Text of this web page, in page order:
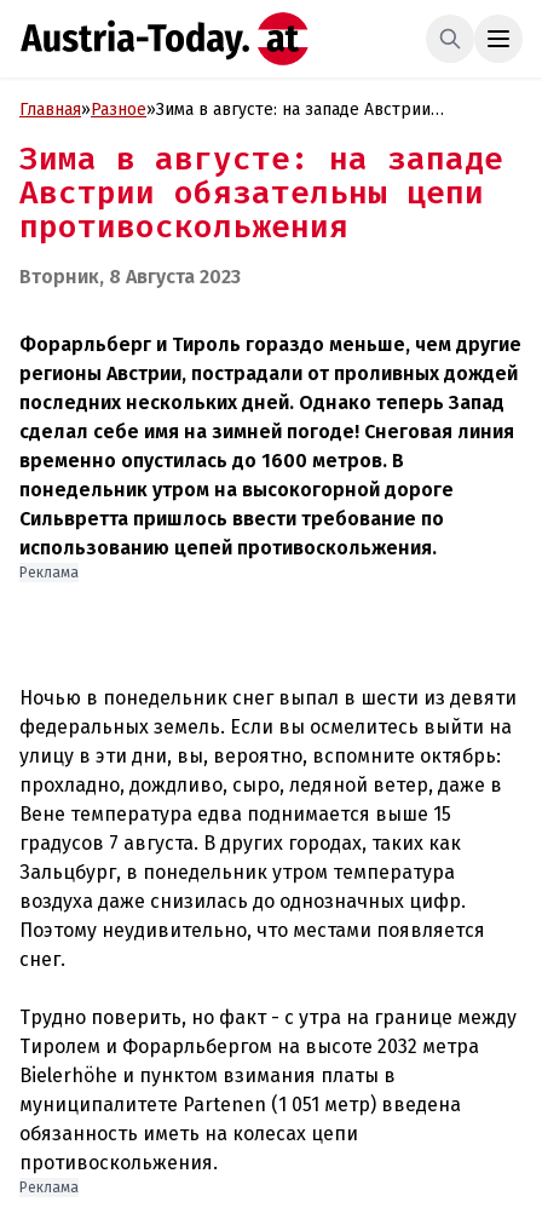
Главная»Разное»Зима в августе: на западе Австрии
Зима в августе: на западе
Австрии обязательны цепи
противоскольжения
Вторник, 8 Августа 2023
Форарльберг и Тироль гораздо меньше, чем другие
регионы Австрии, пострадали от проливных дождей
последних нескольких дней. Однако теперь Запад
сделал себе имя на зимней погоде! Снеговая линия
временно опустилась до 1600 метров. В
понедельник утром на высокогорной дороге
Сильвретта пришлось ввести требование по
использованию цепей противоскольжения.
Реклама
Ночью в понедельник снег выпал в шести из девяти
федеральных земель. Если вы осмелитесь выйти на
улицу в эти дни, вы, вероятно, вспомните октябрь:
прохладно, дождливо, сыро, ледяной ветер, даже в
Вене температура едва поднимается выше 15
градусов 7 августа. В других городах, таких как
Зальцбург, в понедельник утром температура
воздуха даже снизилась до однозначных цифр.
Поэтому неудивительно, что местами появляется
снег.
Трудно поверить, но факт - с утра на границе между
Тиролем и Форарльбергом на высоте 2032 метра
Bielerhöhe и пунктом взимания платы в
муниципалитете Partenen (1 051 метр) введена
обязанность иметь на колесах цепи
Реклама